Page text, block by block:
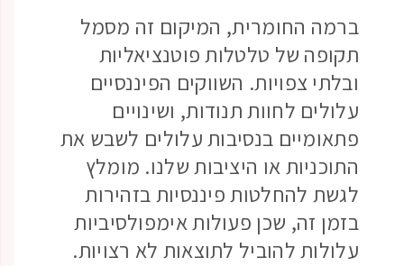
ברמה החומרית, המיקום זה מסמל
תקופה של טלטלות פוטנציאליות
ובלתי צפויות. השווקים הפיננסיים
עלולים לחוות תנודות, ושינויים
פתאומיים בנסיבות עלולים לשבש את
התוכניות או היציבות שלנו. מומלץ
לגשת להחלטות פיננסיות בזהירות
בזמן זה, שכן פעולות אימפולסיביות
עלולות להוביל לתוצאות לא רצויות.